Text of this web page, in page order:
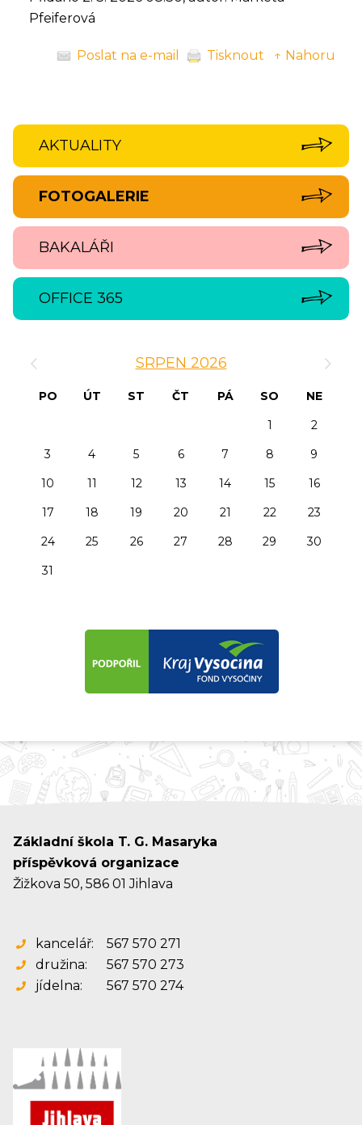
Pfeiferová
Poslat na e-mail Tisknout ↑ Nahoru
AKTUALITY
FOTOGALERIE
BAKALÁŘI
OFFICE 365
SRPEN 2026
PO ÚT ST ČT PÁ SO
NE
1
2
3
4 5 6 7 8
9
10
11 12 13 14 15
16
17
18 19 20 21 22
23
24
25 26 27 28 29
30
31
Základní škola T. G. Masaryka
příspěvková organizace
Žižkova 50, 586 01 Jihlava
kancelář:
567 570 271
družina:
567 570 273
jídelna:
567 570 274